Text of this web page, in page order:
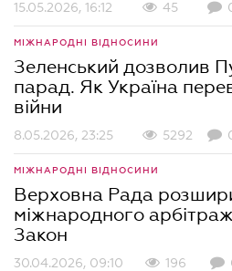
15.05.2026, 16:12 45
МІЖНАРОДНІ ВІДНОСИНИ
Зеленський дозволив
парад. Як Україна
війни
8.05.2026, 23:25 5292
МІЖНАРОДНІ ВІДНОСИНИ
Верховна Рада
міжнародного
Закон
30.04.2026, 09:10 196